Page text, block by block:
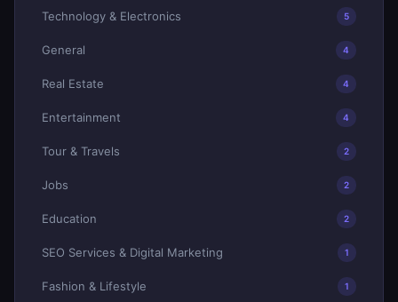
Technology & Electronics 5
General 4
Real Estate 4
Entertainment 4
Tour & Travels 2
Jobs 2
Education 2
SEO Services & Digital Marketing 1
Fashion & Lifestyle 1